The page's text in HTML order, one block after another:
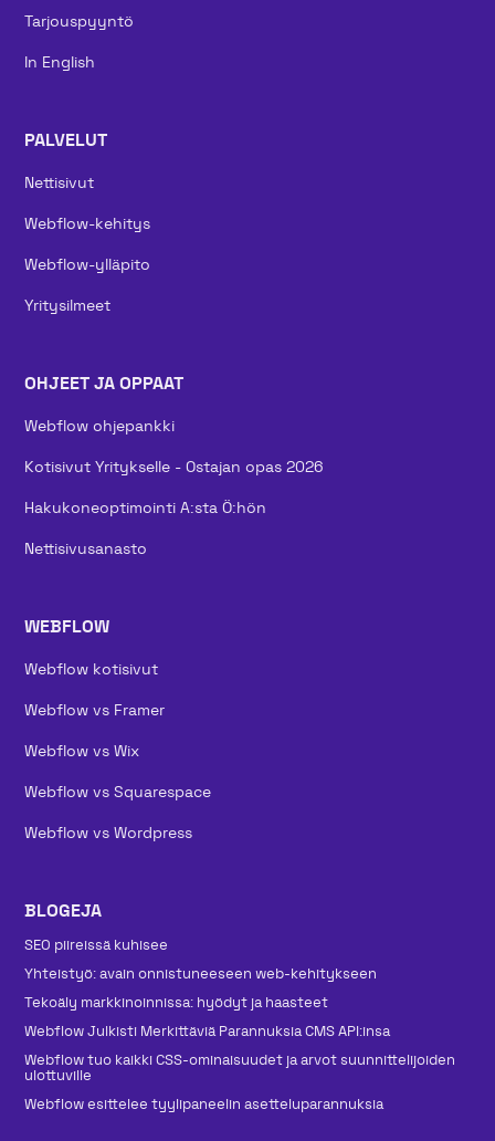
Tarjouspyyntö
In English
PALVELUT
Nettisivut
Webflow-kehitys
Webflow-ylläpito
Yritysilmeet
OHJEET JA OPPAAT
Webflow ohjepankki
Kotisivut Yritykselle - Ostajan opas 2026
Hakukoneoptimointi A:sta Ö:hön
Nettisivusanasto
WEBFLOW
Webflow kotisivut
Webflow vs Framer
Webflow vs Wix
Webflow vs Squarespace
Webflow vs Wordpress
BLOGEJA
SEO piireissä kuhisee
Yhteistyö: avain onnistuneeseen web-kehitykseen
Tekoäly markkinoinnissa: hyödyt ja haasteet
Webflow Julkisti Merkittäviä Parannuksia CMS API:insa
Webflow tuo kaikki CSS-ominaisuudet ja arvot suunnittelijoiden
ulottuville
Webflow esittelee tyylipaneelin asetteluparannuksia